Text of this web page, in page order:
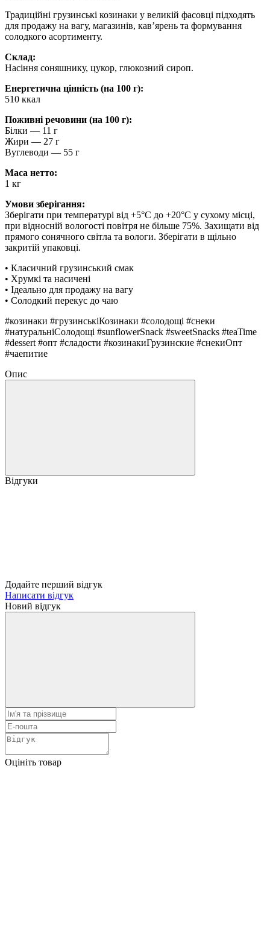
Традиційні грузинські козинаки у великій фасовці підходять
для продажу на вагу, магазинів, кавʼярень та формування
солодкого асортименту.
Склад:
Насіння соняшнику, цукор, глюкозний сироп.
Енергетична цінність (на 100 г):
510 ккал
Поживні речовини (на 100 г):
Білки — 11 г
Жири — 27 г
Вуглеводи — 55 г
Маса нетто:
1 кг
Умови зберігання:
Зберігати при температурі від +5°C до +20°C у сухому місці,
при відносній вологості повітря не більше 75%. Захищати від
прямого сонячного світла та вологи. Зберігати в щільно
закритій упаковці.
• Класичний грузинський смак
• Хрумкі та насичені
• Ідеально для продажу на вагу
• Солодкий перекус до чаю
#козинаки #грузинськіКозинаки #солодощі #снеки
#натуральніСолодощі #sunflowerSnack #sweetSnacks #teaTime
#dessert #опт #сладости #козинакиГрузинские #снекиОпт
#чаепитие
Опис
Відгуки
Додайте перший відгук
Написати відгук
Новий відгук
Оцініть товар